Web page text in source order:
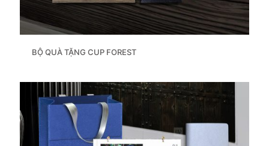
BỘ QUÀ TẶNG CUP FOREST